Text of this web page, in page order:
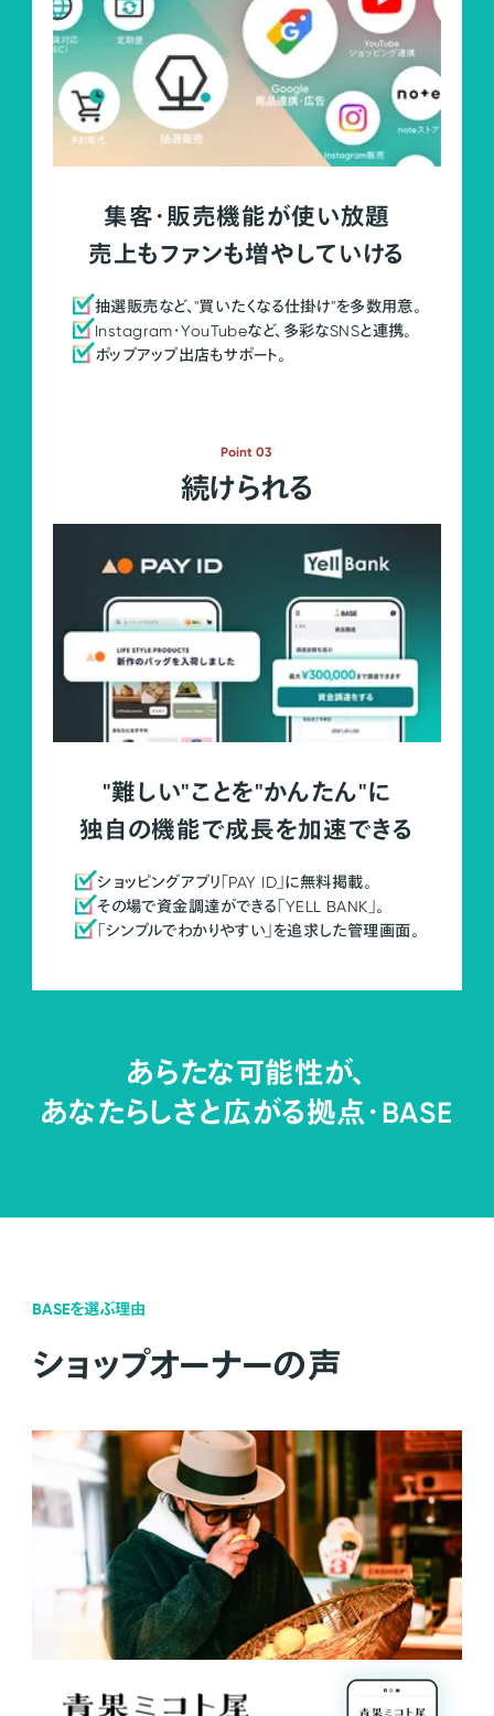
集客・販売機能が使い放題
売上もファンも増やしていける
抽選販売など、"買いたくなる仕掛け"を多数用意。
Instagram・YouTubeなど、多彩なSNSと連携。
ポップアップ出店もサポート。
Point 03
続けられる
"難しい"ことを"かんたん"に
独自の機能で成長を加速できる
ショッピングアプリ「PAY ID」に無料掲載。
その場で資金調達ができる「YELL BANK」。
「シンプルでわかりやすい」を追求した管理画面。
あらたな可能性が、
あなたらしさと広がる拠点・BASE
BASEを選ぶ理由
ショップオーナーの声